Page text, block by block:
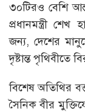
৩০টিরও বেশি
প্রধানমন্ত্রী
জন্য, দেশের
দৃষ্টান্ত পৃথিবীতে
বিশেষ অতিথির
সৈনিক বীর